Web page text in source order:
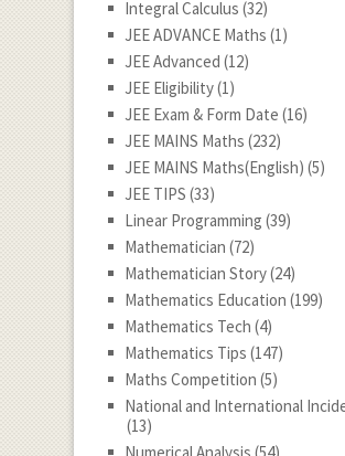
Integral Calculus (32)
JEE ADVANCE Maths (1)
JEE Advanced (12)
JEE Eligibility(1)
JEE Exam & Form Date (16)
JEE MAINS Maths (232)
JEE MAINS Maths(English) (5)
JEE TIPS (33)
Linear Programming (39)
Mathematician (72)
Mathematician Story(24)
Mathematics Education (199)
Mathematics Tech (4)
Mathematics Tips (147)
Maths Competition (5)
National and International
(13)